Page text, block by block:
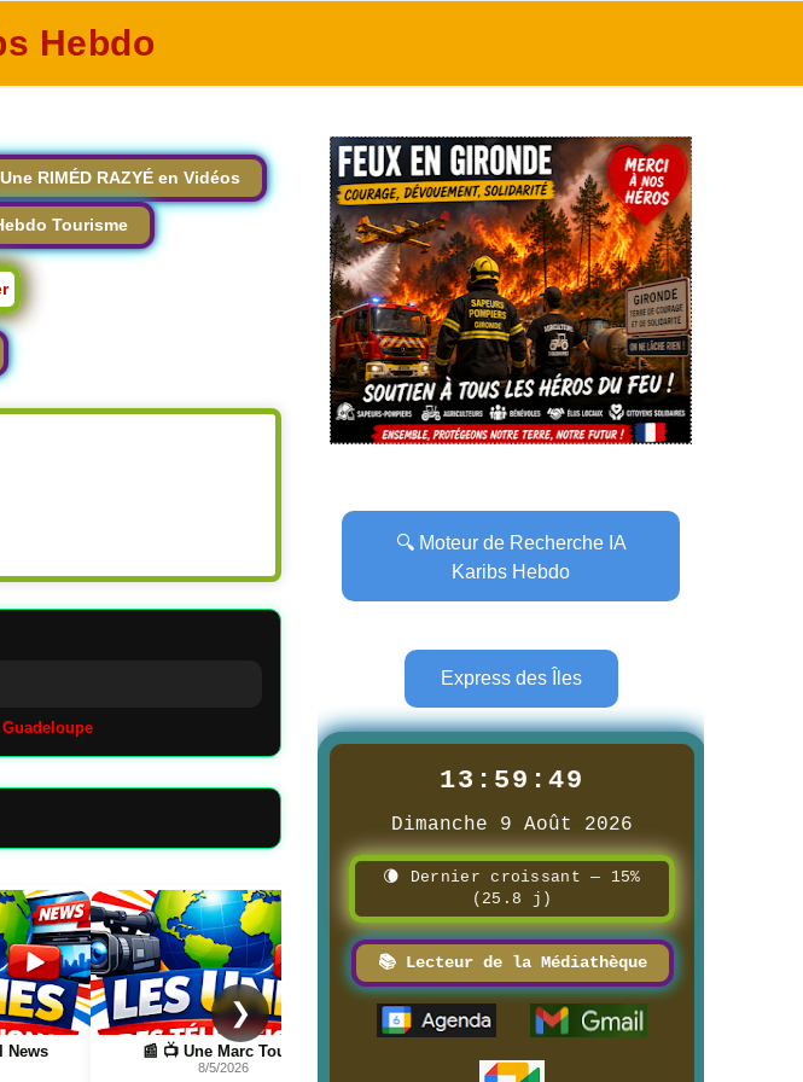
Hebdo
RIMÉD RAZYÉ en Vidéos
Tourisme
News
Page
📰 📺 Une Marc Touati
8/5/2026
FR
❯
🔍 Moteur de Recherche IA
Karibs Hebdo
Express des Îles
13:59:50
Dimanche 9 Août 2026
🌘 Dernier croissant — 15%
(25.8 j)
📚 Lecteur de la Médiathèque